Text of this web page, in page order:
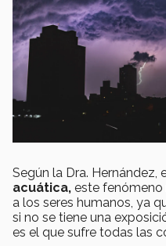
Según la Dra. Hernández,
acuática, este fenómeno
a los seres humanos, ya
si no se tiene una
es el que sufre todas las